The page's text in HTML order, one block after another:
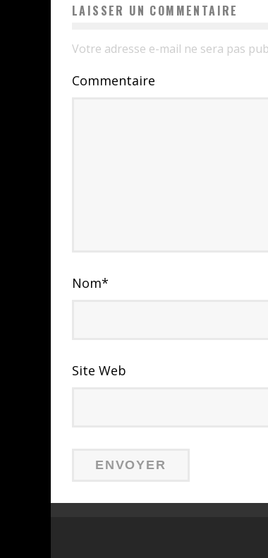
LAISSER UN COMMENTAIRE
Votre adresse e-mail ne sera pas
Commentaire
Nom*
Site Web